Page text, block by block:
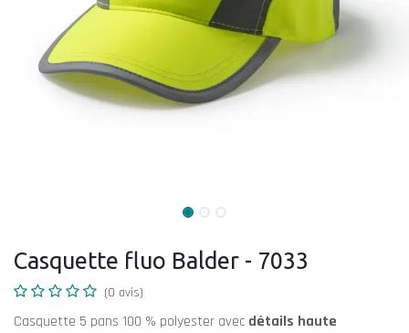
Casquette fluo Balder - 7033
(0 avis)
Casquette 5 pans 100 % polyester avec détails haute